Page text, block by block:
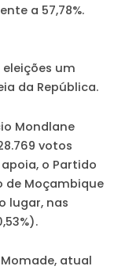
a 57,78%.
um
da República.
Mondlane
votos
o Partido
de Moçambique
lugar, nas
atual